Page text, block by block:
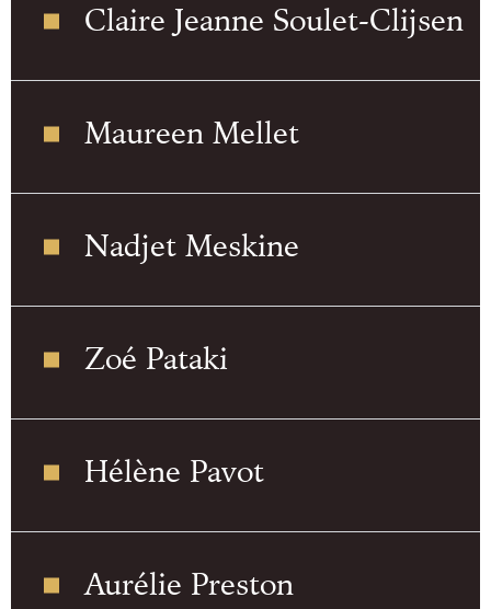
Claire Jeanne Soulet-Clijsen
Maureen Mellet
Nadjet Meskine
Zoé Pataki
Hélène Pavot
Aurélie Preston